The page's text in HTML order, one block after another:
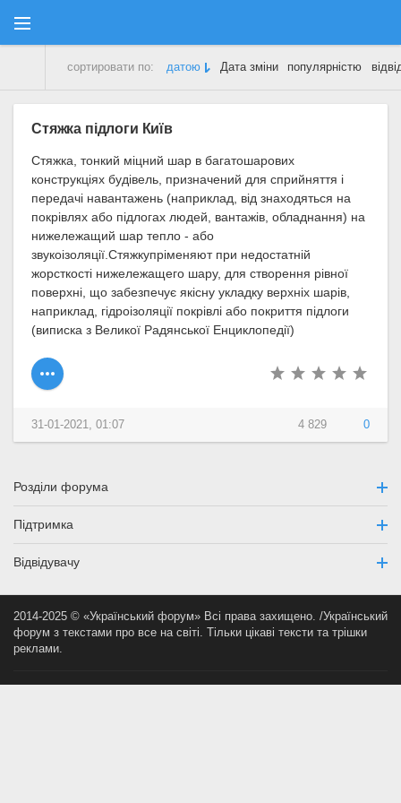
сортировати по: датою Дата зміни популярністю
Стяжка підлоги Київ
Стяжка, тонкий міцний шар в багатошарових
конструкціях будівель, призначений для сприйняття і
передачі навантажень (наприклад, від знаходяться на
покрівлях або підлогах людей, вантажів, обладнання) на
нижележащий шар тепло - або
звукоізоляції.Стяжкупріменяют при недостатній
жорсткості нижележащего шару, для створення рівної
поверхні, що забезпечує якісну укладку верхніх шарів,
наприклад, гідроізоляції покрівлі або покриття підлоги
(виписка з Великої Радянської Енциклопедії)
4 829 0
31-01-2021, 01:07
Розділи форума
Підтримка
Відвідувачу
2014-2025 © «Український форум» Всі права захищено. /Український
форум з текстами про все на світі. Тільки цікаві тексти та трішки
реклами.